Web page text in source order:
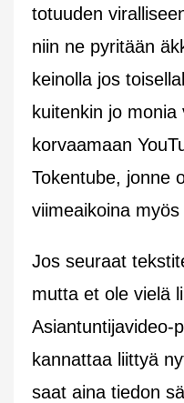
totuuden
niin ne pyritään
keinolla jos
kuitenkin jo monia
korvaamaan
Tokentube, jonne
viimeaikoina
Jos seuraat
mutta et ole vielä
Asiantuntijavideo-
kannattaa liittyä
saat aina tiedon